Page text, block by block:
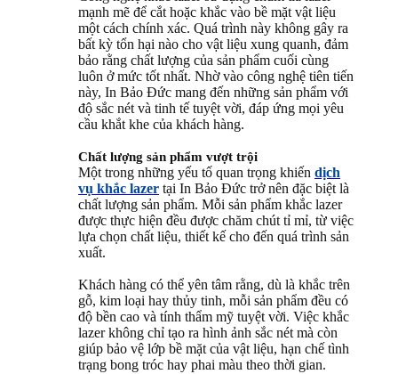
mạnh mẽ để cắt hoặc khắc vào bề mặt vật liệu
một cách chính xác. Quá trình này không gây ra
bất kỳ tổn hại nào cho vật liệu xung quanh, đảm
bảo rằng chất lượng của sản phẩm cuối cùng
luôn ở mức tốt nhất. Nhờ vào công nghệ tiên tiến
này, In Bảo Đức mang đến những sản phẩm với
độ sắc nét và tinh tế tuyệt vời, đáp ứng mọi yêu
cầu khắt khe của khách hàng.
Chất lượng sản phẩm vượt trội
Một trong những yếu tố quan trọng khiến dịch
vụ khắc lazer tại In Bảo Đức trở nên đặc biệt là
chất lượng sản phẩm. Mỗi sản phẩm khắc lazer
được thực hiện đều được chăm chút tỉ mỉ, từ việc
lựa chọn chất liệu, thiết kế cho đến quá trình sản
xuất.
Khách hàng có thể yên tâm rằng, dù là khắc trên
gỗ, kim loại hay thủy tinh, mỗi sản phẩm đều có
độ bền cao và tính thẩm mỹ tuyệt vời. Việc khắc
lazer không chỉ tạo ra hình ảnh sắc nét mà còn
giúp bảo vệ lớp bề mặt của vật liệu, hạn chế tình
trạng bong tróc hay phai màu theo thời gian.